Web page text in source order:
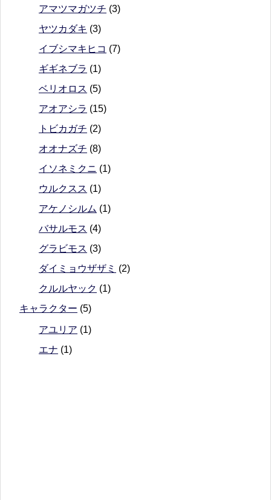
アマツマガツチ (3)
ヤツカダキ (3)
イブシマキヒコ (7)
ギギネブラ (1)
ベリオロス (5)
アオアシラ (15)
トビカガチ (2)
オオナズチ (8)
イソネミクニ (1)
ウルクスス (1)
アケノシルム (1)
バサルモス (4)
グラビモス (3)
ダイミョウザザミ (2)
クルルヤック (1)
キャラクター (5)
アユリア (1)
エナ (1)